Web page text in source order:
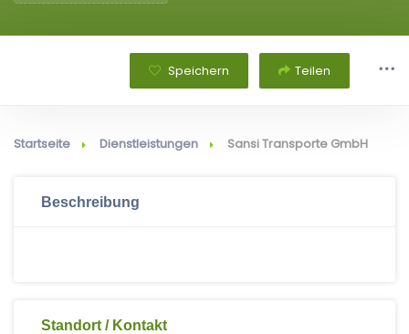
Speichern Teilen
Startseite Dienstleistungen Sansi Transporte GmbH
Beschreibung
Standort / Kontakt